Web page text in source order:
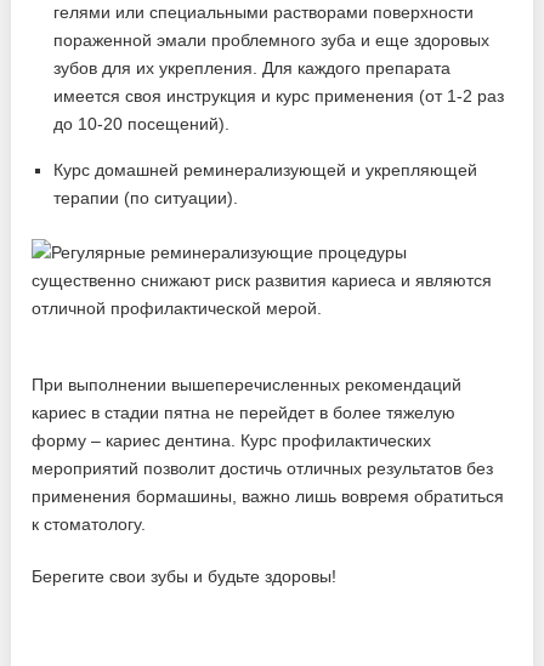
гелями или специальными растворами поверхности
пораженной эмали проблемного зуба и еще здоровых
зубов для их укрепления. Для каждого препарата
имеется своя инструкция и курс применения (от 1-2 раз
до 10-20 посещений).
Курс домашней реминерализующей и укрепляющей
терапии (по ситуации).
При выполнении вышеперечисленных рекомендаций
кариес в стадии пятна не перейдет в более тяжелую
форму – кариес дентина. Курс профилактических
мероприятий позволит достичь отличных результатов без
применения бормашины, важно лишь вовремя обратиться
к стоматологу.
Берегите свои зубы и будьте здоровы!